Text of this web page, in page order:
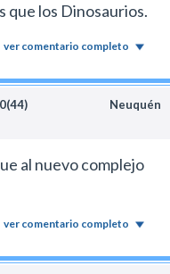
que los Dinosaurios.
ver comentario completo
Neuquén
al nuevo complejo
ver comentario completo